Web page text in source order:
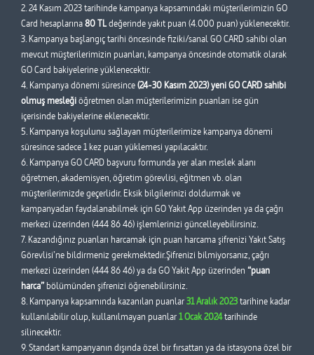
2. 24 Kasım 2023 tarihinde kampanya kapsamındaki müşterilerimizin GO
Card hesaplarına80 TLdeğerinde yakıt puan (4.000 puan) yüklenecektir.
3. Kampanya başlangıç tarihi öncesinde fiziki/sanal GO CARD sahibi olan
mevcut müşterilerimizin puanları, kampanya öncesinde otomatik olarak
GO Card bakiyelerine yüklenecektir.
4. Kampanya dönemi süresince(24-30 Kasım 2023) yeni GO CARD sahibi
olmuş mesleğiöğretmen olan müşterilerimizin puanları ise gün
içerisinde bakiyelerine eklenecektir.
5. Kampanya koşulunu sağlayan müşterilerimize kampanya dönemi
süresince sadece 1 kez puan yüklemesi yapılacaktır.
6. Kampanya GO CARD başvuru formunda yer alan meslek alanı
öğretmen, akademisyen, öğretim görevlisi, eğitmen vb. olan
müşterilerimizde geçerlidir. Eksik bilgilerinizi doldurmak ve
kampanyadan faydalanabilmek için GO Yakıt App üzerinden ya da çağrı
merkezi üzerinden (444 86 46) işlemlerinizi güncelleyebilirsiniz.
7. Kazandığınız puanları harcamak için puan harcama şifrenizi Yakıt Satış
Görevlisi’ne bildirmeniz gerekmektedir.Şifrenizi bilmiyorsanız, çağrı
merkezi üzerinden (444 86 46) ya da GO Yakit App üzerinden “puan
harca”bölümünden şifrenizi öğrenebilirsiniz.
8. Kampanya kapsamında kazanılan puanlar31 Aralık 2023tarihine kadar
kullanılabilir olup, kullanılmayan puanlar1 Ocak 2024tarihinde
silinecektir.
9. Standart kampanyanın dışında özel bir fırsattan ya da istasyona özel bir